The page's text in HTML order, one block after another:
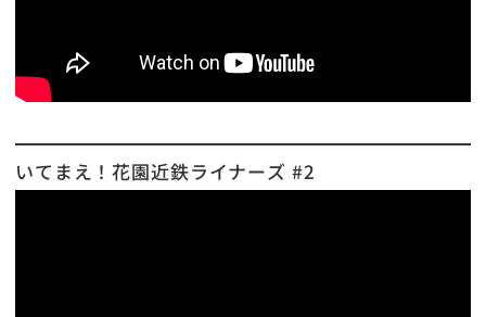
いてまえ！花園近鉄ライナーズ #2